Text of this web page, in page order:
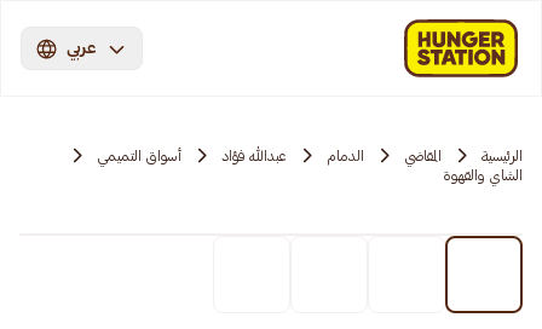
عربي
الرئيسية المقاضي الدمام عبدالله فؤاد
أسواق التميمي
الشاي والقهوة